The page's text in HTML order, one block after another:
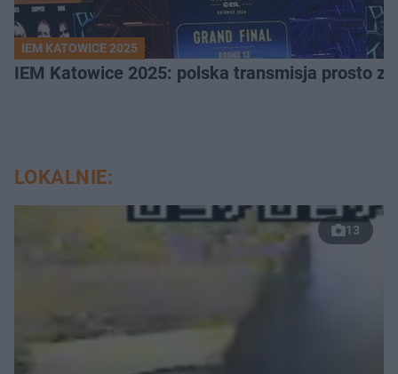
IEM KATOWICE 2025
IEM Katowice 2025: polska transmisja prosto
LOKALNIE:
13